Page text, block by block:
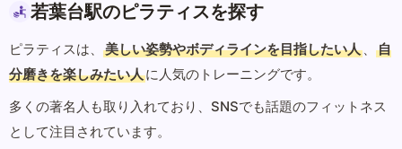
若葉台駅のピラティスを探す
ピラティスは、 美しい姿勢やボディラインを目指したい人 、
自
分磨きを楽しみたい人に人気のトレーニングです。
多くの著名人も取り入れており、SNSでも話題のフィットネス
として注目されています。